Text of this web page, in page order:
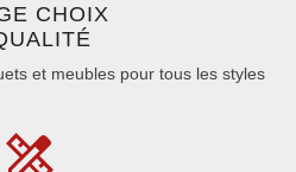
CHOIX
et meubles pour tous les styles